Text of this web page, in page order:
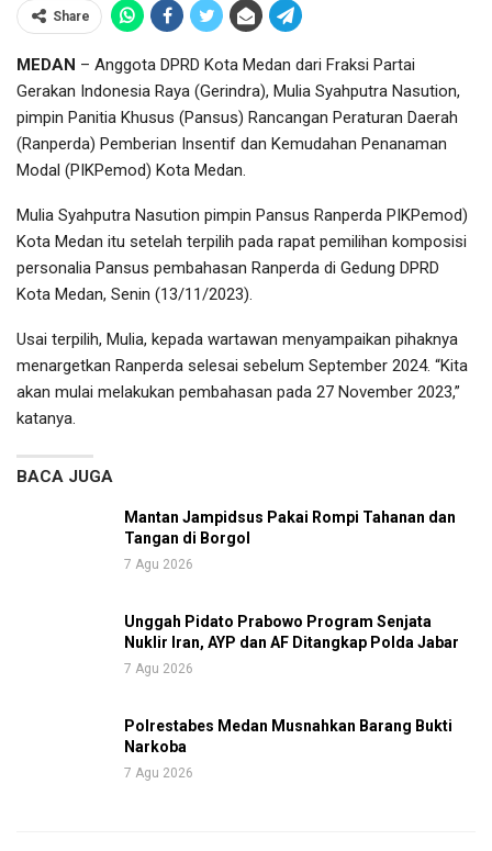
Share
MEDAN – Anggota DPRD Kota Medan dari Fraksi Partai
Gerakan Indonesia Raya (Gerindra), Mulia Syahputra Nasution,
pimpin Panitia Khusus (Pansus) Rancangan Peraturan Daerah
(Ranperda) Pemberian Insentif dan Kemudahan Penanaman
Modal (PIKPemod) Kota Medan.
Mulia Syahputra Nasution pimpin Pansus Ranperda PIKPemod)
Kota Medan itu setelah terpilih pada rapat pemilihan komposisi
personalia Pansus pembahasan Ranperda di Gedung DPRD
Kota Medan, Senin (13/11/2023).
Usai terpilih, Mulia, kepada wartawan menyampaikan pihaknya
menargetkan Ranperda selesai sebelum September 2024. “Kita
akan mulai melakukan pembahasan pada 27 November 2023,”
katanya.
BACA JUGA
Mantan Jampidsus Pakai Rompi Tahanan dan
Tangan di Borgol
7 Agu 2026
Unggah Pidato Prabowo Program Senjata
Nuklir Iran, AYP dan AF Ditangkap Polda Jabar
7 Agu 2026
Polrestabes Medan Musnahkan Barang Bukti
Narkoba
7 Agu 2026